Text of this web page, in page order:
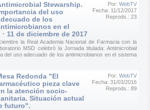
Por: WebTV
Fecha: 11/12/2017
Reprods.: 23
Stewarship.
del uso
de los
en el
11 de diciembre de 2017
la Real Academia Nacional de Farmacia con la
MSD celebró la Jornada titulada: Antimicrobial
del uso adecuado de los antimicrobianos en el sistema
Por: WebTV
Fecha: 31/03/2016
Reprods.: 89
Redonda "El
pieza clave
la atención socio-
Situación actual
futuro".